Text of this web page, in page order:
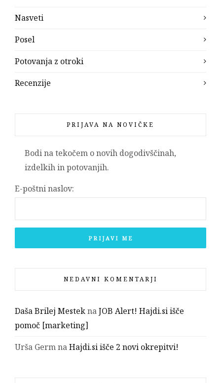
Nasveti
Posel
Potovanja z otroki
Recenzije
PRIJAVA NA NOVIČKE
Bodi na tekočem o novih dogodivščinah,
izdelkih in potovanjih.
E-poštni naslov:
NEDAVNI KOMENTARJI
Daša Brilej MesteknaJOB Alert! Hajdi.si išče
pomoč [marketing]
Urša GermnaHajdi.si išče 2 novi okrepitvi!